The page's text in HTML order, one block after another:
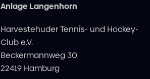
Anlage Langenhorn
Harvestehuder Tennis- und Hockey-
Club e.V.
Beckermannweg 30
22419 Hamburg